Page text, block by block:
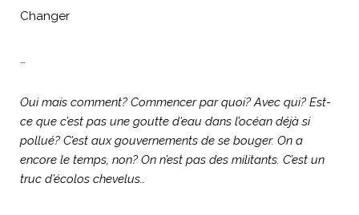
Changer
…
Oui mais comment? Commencer par quoi? Avec qui? Est-
ce que c’est pas une goutte d’eau dans l’océan déjà si
pollué? C’est aux gouvernements de se bouger. On a
encore le temps, non? On n’est pas des militants. C’est un
truc d’écolos chevelus…